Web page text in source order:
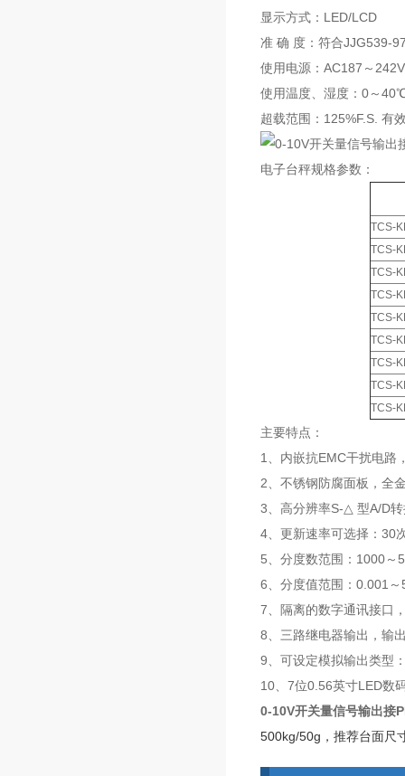
显示方式：LED/LCD
准 确 度：符合JJG539-
使用电源：AC187～
使用温度、湿度：0～
超载范围：125%F.S. 有
电子台秤规格参数：
TCS-
TCS-
TCS-
TCS-
TCS-
TCS-
TCS-
TCS-
TCS-
主要特点：
1、内嵌抗EMC干扰电路
2、不锈钢防腐面板，全
3、高分辨率S-△ 型A/D
4、更新速率可选择：30
5、分度数范围：1000～
6、分度值范围：0.001～
7、隔离的数字通讯接口
8、三路继电器输出，输
9、可设定模拟输出类型
10、7位0.56英寸LED数
0-10V开关量信号输出接
500kg/50g，推荐台面尺